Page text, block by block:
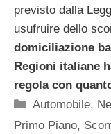
previsto dalla
usufruire dello
domiciliazione
Regioni italiane
regola con
Categorie
Automobile,
Primo Piano,